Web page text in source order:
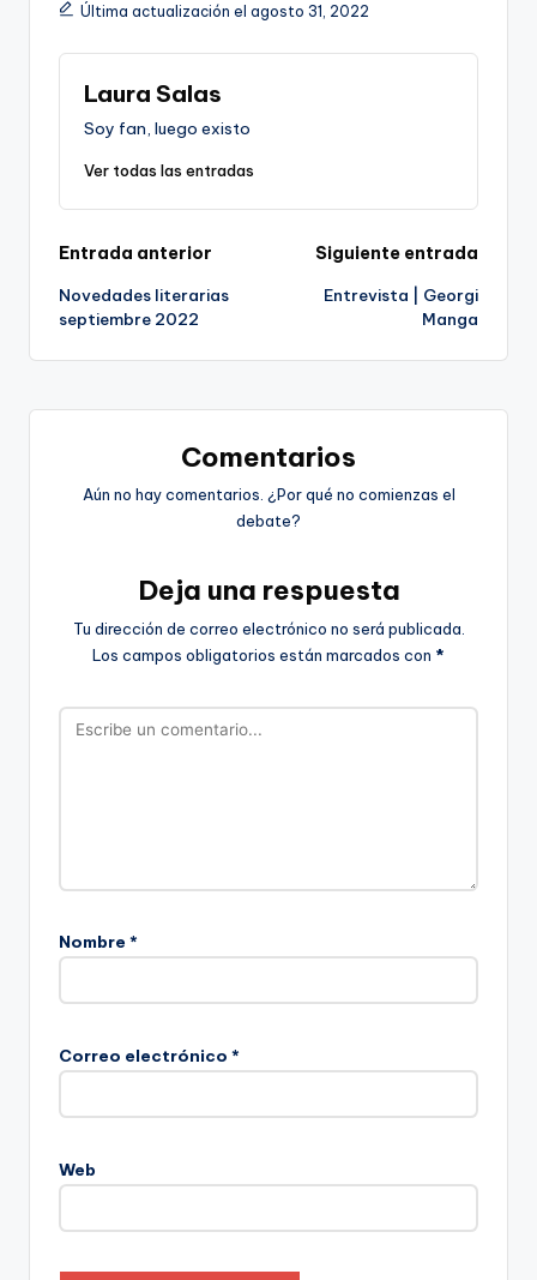
Última actualización el agosto 31, 2022
Laura Salas
Soy fan, luego existo
Ver todas las entradas
Navegación
de
entradas
Entrada anterior
Novedades literarias
septiembre 2022
Siguiente entrada
Entrevista | Georgi
Manga
Comentarios
Aún no hay comentarios. ¿Por qué no comienzas el
debate?
Deja una respuesta
Tu dirección de correo electrónico no será publicada.
Los campos obligatorios están marcados con *
Nombre *
Correo electrónico *
Web